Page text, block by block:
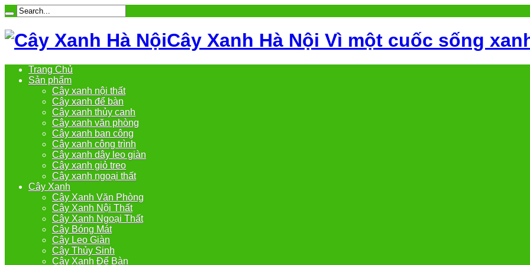
Cây Xanh Hà Nội Vì một cuốc sống
Trang Chủ
Sản phẩm
Cây xanh nội thất
Cây xanh để bàn
Cây xanh thủy canh
Cây xanh văn phòng
Cây xanh ban công
Cây xanh công trình
Cây xanh dây leo giàn
Cây xanh giỏ treo
Cây xanh ngoại thất
Cây Xanh
Cây Xanh Văn Phòng
Cây Xanh Nội Thất
Cây Xanh Ngoại Thất
Cây Bóng Mát
Cây Leo Giàn
Cây Thủy Sinh
Cây Xanh Để Bàn